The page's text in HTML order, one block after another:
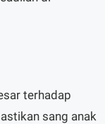
terhadap
sang anak